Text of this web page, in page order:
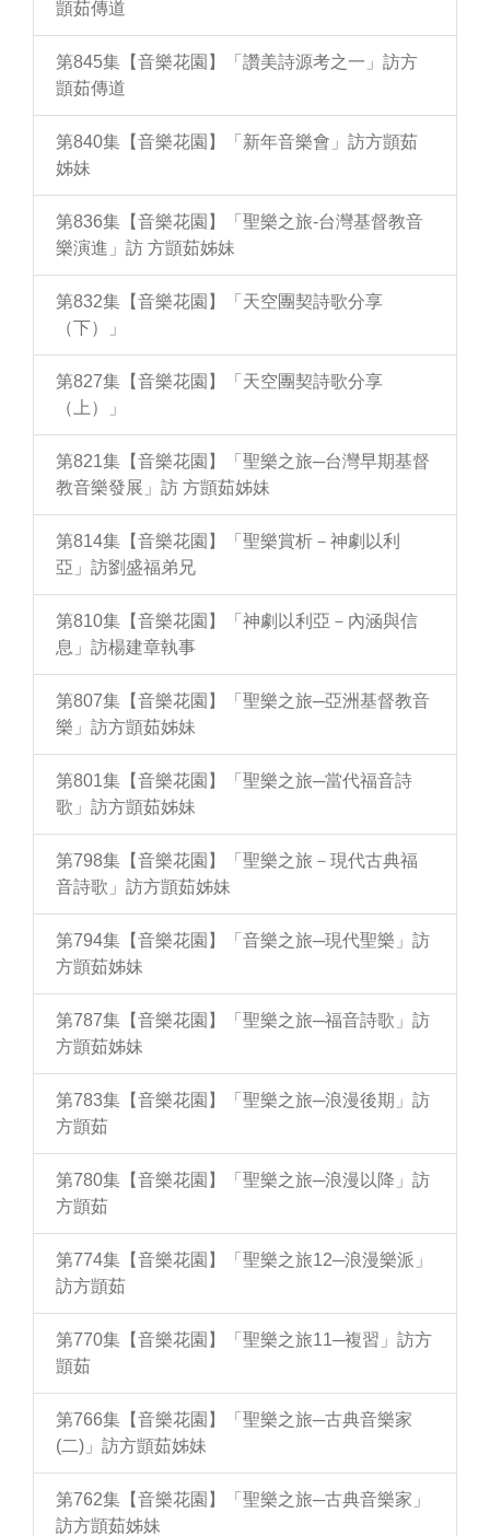
顗茹傳道
第845集【音樂花園】「讚美詩源考之一」訪方
顗茹傳道
第840集【音樂花園】「新年音樂會」訪方顗茹
姊妹
第836集【音樂花園】「聖樂之旅-台灣基督教音
樂演進」訪 方顗茹姊妹
第832集【音樂花園】「天空團契詩歌分享
（下）」
第827集【音樂花園】「天空團契詩歌分享
（上）」
第821集【音樂花園】「聖樂之旅─台灣早期基督
教音樂發展」訪 方顗茹姊妹
第814集【音樂花園】「聖樂賞析－神劇以利
亞」訪劉盛福弟兄
第810集【音樂花園】「神劇以利亞－內涵與信
息」訪楊建章執事
第807集【音樂花園】「聖樂之旅─亞洲基督教音
樂」訪方顗茹姊妹
第801集【音樂花園】「聖樂之旅─當代福音詩
歌」訪方顗茹姊妹
第798集【音樂花園】「聖樂之旅－現代古典福
音詩歌」訪方顗茹姊妹
第794集【音樂花園】「音樂之旅─現代聖樂」訪
方顗茹姊妹
第787集【音樂花園】「聖樂之旅─福音詩歌」訪
方顗茹姊妹
第783集【音樂花園】「聖樂之旅─浪漫後期」訪
方顗茹
第780集【音樂花園】「聖樂之旅─浪漫以降」訪
方顗茹
第774集【音樂花園】「聖樂之旅12─浪漫樂派」
訪方顗茹
第770集【音樂花園】「聖樂之旅11─複習」訪方
顗茹
第766集【音樂花園】「聖樂之旅─古典音樂家
(二)」訪方顗茹姊妹
第762集【音樂花園】「聖樂之旅─古典音樂家」
訪方顗茹姊妹